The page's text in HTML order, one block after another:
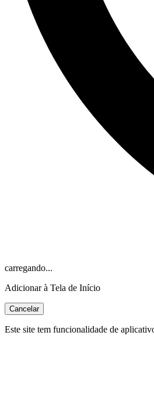
carregando...
Adicionar à Tela de Início
Cancelar
Este site tem funcionalidade de